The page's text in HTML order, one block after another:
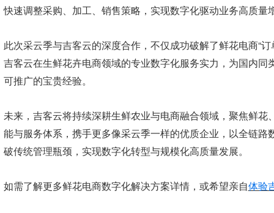
快速调整采购、加工、销售策略，实现数字化驱动业务高质量
此次采云季与吉客云的深度合作，不仅成功破解了鲜花电商“
吉客云在生鲜花卉电商领域的专业数字化服务实力，为国内
可推广的宝贵经验。
未来，吉客云将持续深耕生鲜农业与电商融合领域，聚焦鲜
能与服务体系，携手更多像采云季一样的优质企业，以全链
破传统管理瓶颈，实现数字化转型与规模化高质量发展。
如需了解更多鲜花电商数字化解决方案详情，或希望亲自体验